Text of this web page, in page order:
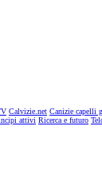
Calvizie.net Canizie capelli
attivi Ricerca e futuro